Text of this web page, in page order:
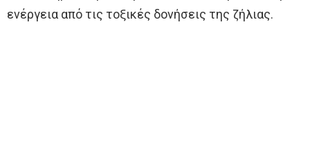
ενέργεια από τις τοξικές δονήσεις της ζήλιας.